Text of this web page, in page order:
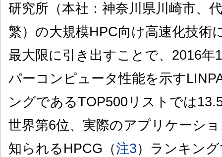
研究所（本社：神奈川県川崎市、
繁）の大規模HPC向け高速化技術
最大限に引き出すことで、2016年
パーコンピュータ性能を示す
ングであるTOP500リストでは
世界第6位、実際のアプリケーシ
知られるHPCG（注3）ランキン